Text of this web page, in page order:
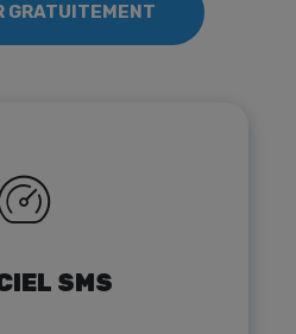
GRATUITEMENT
SMS